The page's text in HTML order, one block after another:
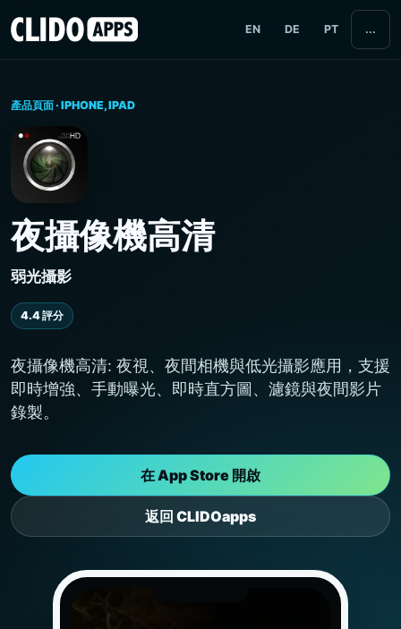
EN DE PT ...
產品頁面 · IPHONE, IPAD
夜攝像機高清
弱光攝影
4.4 評分
夜攝像機高清: 夜視、夜間相機與低光攝影應用，支援
即時增強、手動曝光、即時直方圖、濾鏡與夜間影片
錄製。
在 App Store 開啟
返回 CLIDOapps